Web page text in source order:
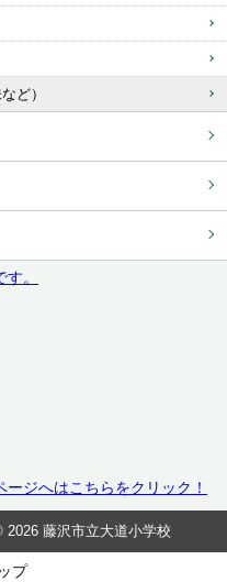
ど）
。
ジへはこちらをクリック！
藤沢市立大道小学校
プ